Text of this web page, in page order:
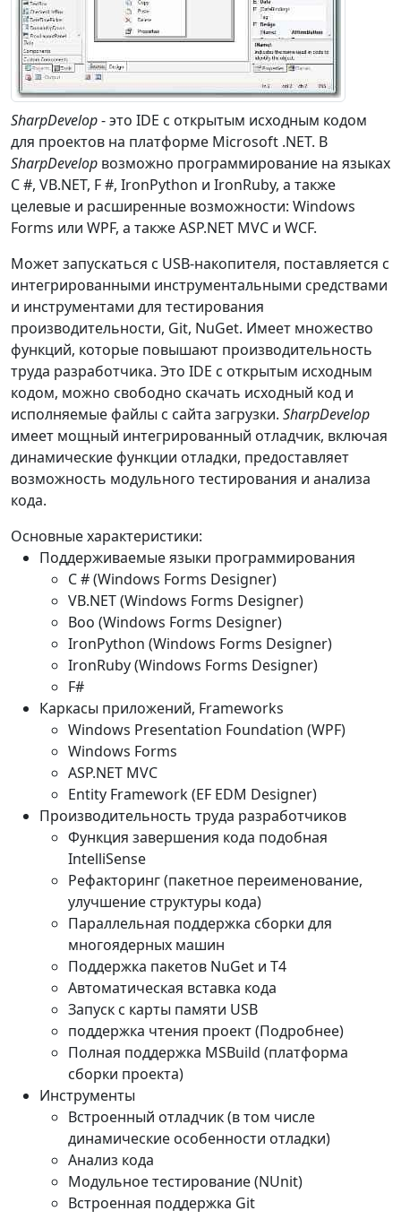
SharpDevelop- это IDE с открытым исходным кодом
для проектов на платформе Microsoft .NET. В
SharpDevelop возможно программирование на языках
C #, VB.NET, F #, IronPython и IronRuby, а также
целевые и расширенные возможности: Windows
Forms или WPF, а также ASP.NET MVC и WCF.
Может запускаться с USB-накопителя, поставляется с
интегрированными инструментальными средствами
и инструментами для тестирования
производительности, Git, NuGet. Имеет множество
функций, которые повышают производительность
труда разработчика. Это IDE с открытым исходным
кодом, можно свободно скачать исходный код и
исполняемые файлы c сайта загрузки. SharpDevelop
имеет мощный интегрированный отладчик, включая
динамические функции отладки, предоставляет
возможность модульного тестирования и анализа
кода.
Основные характеристики:
Поддерживаемые языки программирования
C # (Windows Forms Designer)
VB.NET (Windows Forms Designer)
Boo (Windows Forms Designer)
IronPython (Windows Forms Designer)
IronRuby (Windows Forms Designer)
F#
Каркасы приложений, Frameworks
Windows Presentation Foundation (WPF)
Windows Forms
ASP.NET MVC
Entity Framework (EF EDM Designer)
Производительность труда разработчиков
Функция завершения кода подобная
IntelliSense
Рефакторинг (пакетное переименование,
улучшение структуры кода)
Параллельная поддержка сборки для
многоядерных машин
Поддержка пакетов NuGet и T4
Автоматическая вставка кода
Запуск с карты памяти USB
поддержка чтения проект (Подробнее)
Полная поддержка MSBuild (платформа
сборки проекта)
Инструменты
Встроенный отладчик (в том числе
динамические особенности отладки)
Анализ кода
Модульное тестирование (NUnit)
Встроенная поддержка Git